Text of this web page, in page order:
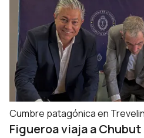
Cumbre patagónica en Trevelin
Figueroa viaja a